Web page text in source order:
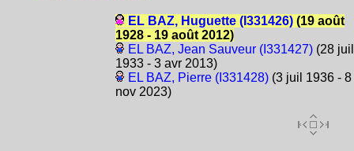
EL BAZ, Huguette (I331426)(19 août
1928 - 19 août 2012)
EL BAZ, Jean Sauveur (I331427)(28 juil
1933 - 3 avr 2013)
EL BAZ, Pierre (I331428)(3 juil 1936 - 8
nov 2023)